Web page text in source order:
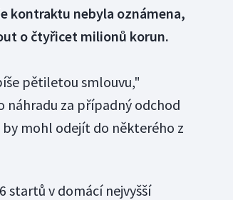
kontraktu nebyla oznámena,
o čtyřicet milionů korun.
pětiletou smlouvu,"
náhradu za případný odchod
by mohl odejít do některého z
startů v domácí nejvyšší